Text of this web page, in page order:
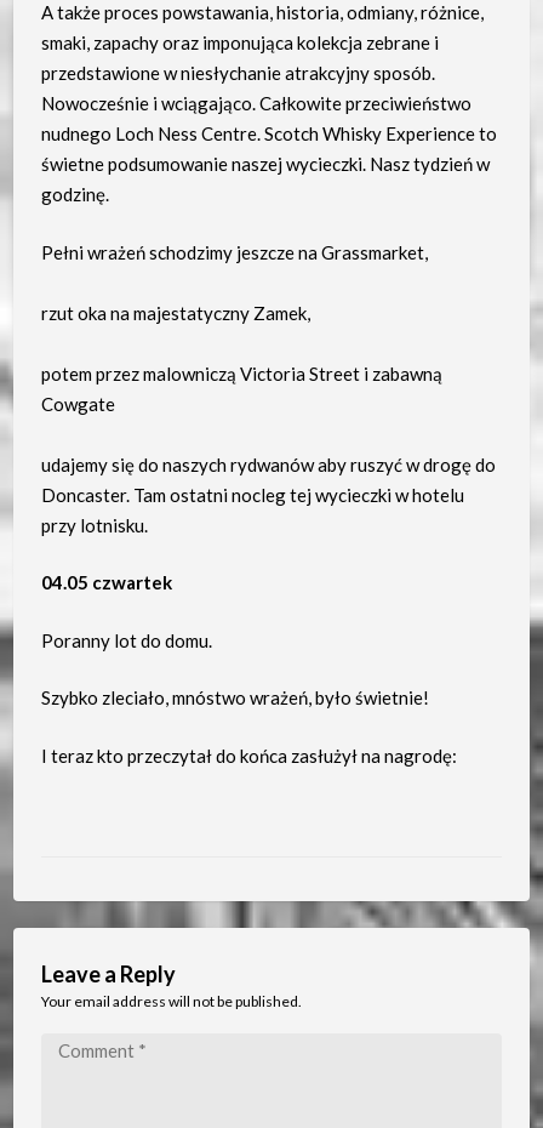
A także proces powstawania, historia, odmiany, różnice,
smaki, zapachy oraz imponująca kolekcja zebrane i
przedstawione w niesłychanie atrakcyjny sposób.
Nowocześnie i wciągająco. Całkowite przeciwieństwo
nudnego Loch Ness Centre. Scotch Whisky Experience to
świetne podsumowanie naszej wycieczki. Nasz tydzień w
godzinę.
Pełni wrażeń schodzimy jeszcze na Grassmarket,
rzut oka na majestatyczny Zamek,
potem przez malowniczą Victoria Street i zabawną
Cowgate
udajemy się do naszych rydwanów aby ruszyć w drogę do
Doncaster. Tam ostatni nocleg tej wycieczki w hotelu
przy lotnisku.
04.05 czwartek
Poranny lot do domu.
Szybko zleciało, mnóstwo wrażeń, było świetnie!
I teraz kto przeczytał do końca zasłużył na nagrodę:
Leave a Reply
Your email address will not be published.
Comment